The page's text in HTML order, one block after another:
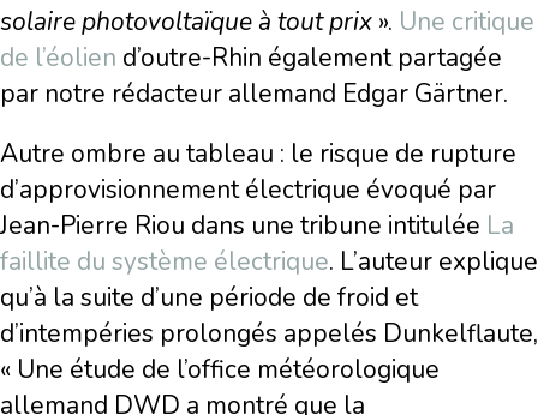
solaire photovoltaïque à tout prix ». Une critique
de l’éolien d’outre-Rhin également partagée
par notre rédacteur allemand Edgar Gärtner.
Autre ombre au tableau : le risque de rupture
d’approvisionnement électrique évoqué par
Jean-Pierre Riou dans une tribune intitulée La
faillite du système électrique. L’auteur explique
qu’à la suite d’une période de froid et
d’intempéries prolongés appelés Dunkelflaute,
« Une étude de l’office météorologique
allemand DWD a montré que la